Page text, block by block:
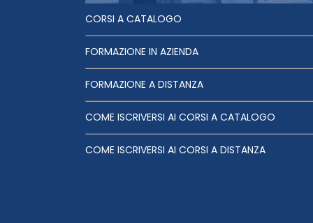
CORSI A CATALOGO
FORMAZIONE IN AZIENDA
FORMAZIONE A DISTANZA
COME ISCRIVERSI AI CORSI A CATALOGO
COME ISCRIVERSI AI CORSI A DISTANZA